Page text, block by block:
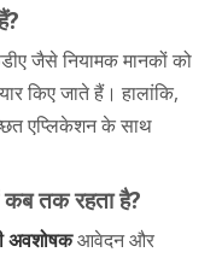
जैसे नियामक मानकों को
किए जाते हैं। हालांकि,
एप्लिकेशन के साथ
कब तक रहता है?
अवशोषकआवेदन और